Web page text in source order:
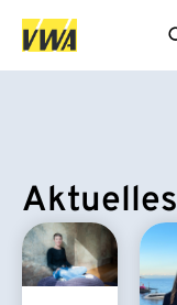
Aktuelles